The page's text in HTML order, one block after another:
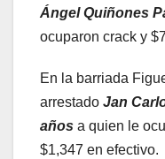
Ángel Quiñones
ocuparon crack y
En la barriada
arrestado Jan
años a quien le
$1,347 en efectivo.